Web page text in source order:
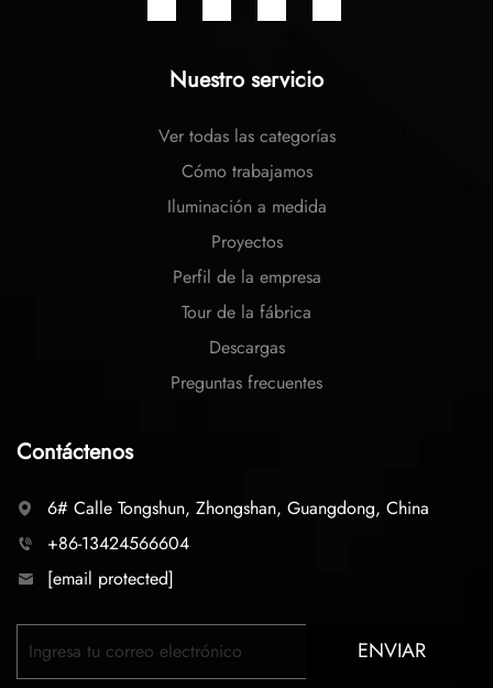
Nuestro servicio
Ver todas las categorías
Cómo trabajamos
Iluminación a medida
Proyectos
Perfil de la empresa
Tour de la fábrica
Descargas
Preguntas frecuentes
Contáctenos
6# Calle Tongshun, Zhongshan, Guangdong, China
+86-13424566604
[email protected]
ENVIAR